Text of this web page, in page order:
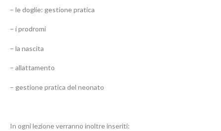
– le doglie: gestione pratica
– i prodromi
– la nascita
– allattamento
– gestione pratica del neonato
In ogni lezione verranno inoltre inseriti: